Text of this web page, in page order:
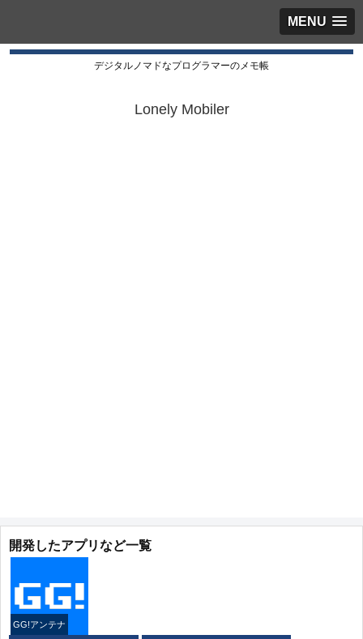
MENU
デジタルノマドなプログラマーのメモ帳
Lonely Mobiler
開発したアプリなど一覧
GG!アンテナ